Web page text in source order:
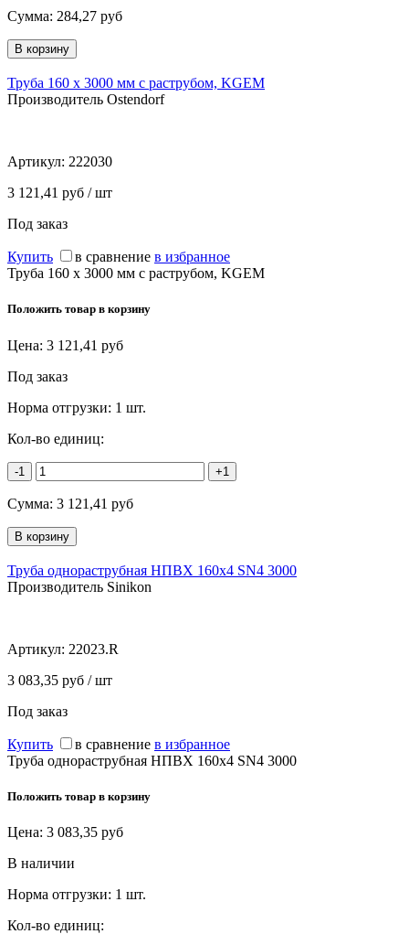
Сумма: 284,27 руб
Труба 160 х 3000 мм с раструбом, KGEM
Производитель Ostendorf
Артикул: 222030
3 121,41 руб / шт
Под заказ
Купить в сравнение в избранное
Труба 160 х 3000 мм с раструбом, KGEM
Положить товар в корзину
Цена: 3 121,41 руб
Под заказ
Норма отгрузки: 1 шт.
Кол-во единиц:
-1 +1
Сумма: 3 121,41 руб
Труба однораструбная НПВХ 160х4 SN4 3000
Производитель Sinikon
Артикул: 22023.R
3 083,35 руб / шт
Под заказ
Купить в сравнение в избранное
Труба однораструбная НПВХ 160х4 SN4 3000
Положить товар в корзину
Цена: 3 083,35 руб
В наличии
Норма отгрузки: 1 шт.
Кол-во единиц: